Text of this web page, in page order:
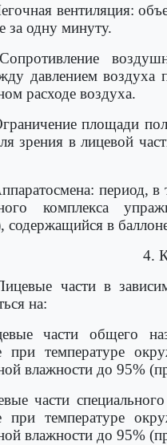
вентиляция:
за одну минуту.
давлением
расходе воздуха.
площади
зрения в лицевой
период,
комплекса
содержащийся в
4.
части в
на:
части общего
при температуре
влажности до 95%
части
при температуре
влажности до 95%